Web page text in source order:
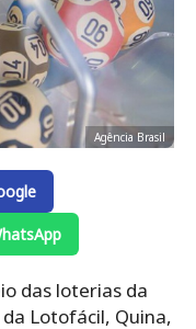
Agência Brasil
das loterias da
Lotofácil, Quina,